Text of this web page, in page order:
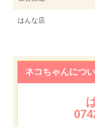
はんな店
ネコちゃんにつ